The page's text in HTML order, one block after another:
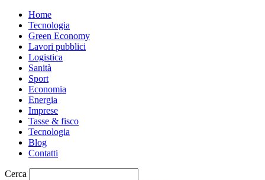
Home
Tecnologia
Green Economy
Lavori pubblici
Logistica
Sanità
Sport
Economia
Energia
Imprese
Tasse & fisco
Tecnologia
Blog
Contatti
Cerca